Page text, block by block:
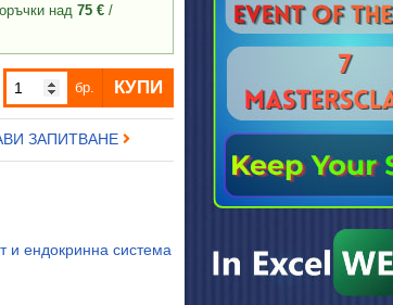
над 75 € /
бр. КУПИ
ЗАПИТВАНЕ
и ендокринна система